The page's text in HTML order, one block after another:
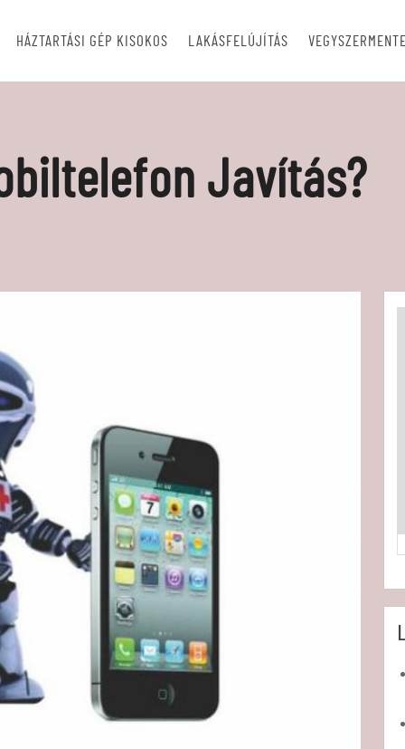
HÁZTARTÁSI GÉP KISOKOS LAKÁSFELÚJÍTÁS
Javítás?